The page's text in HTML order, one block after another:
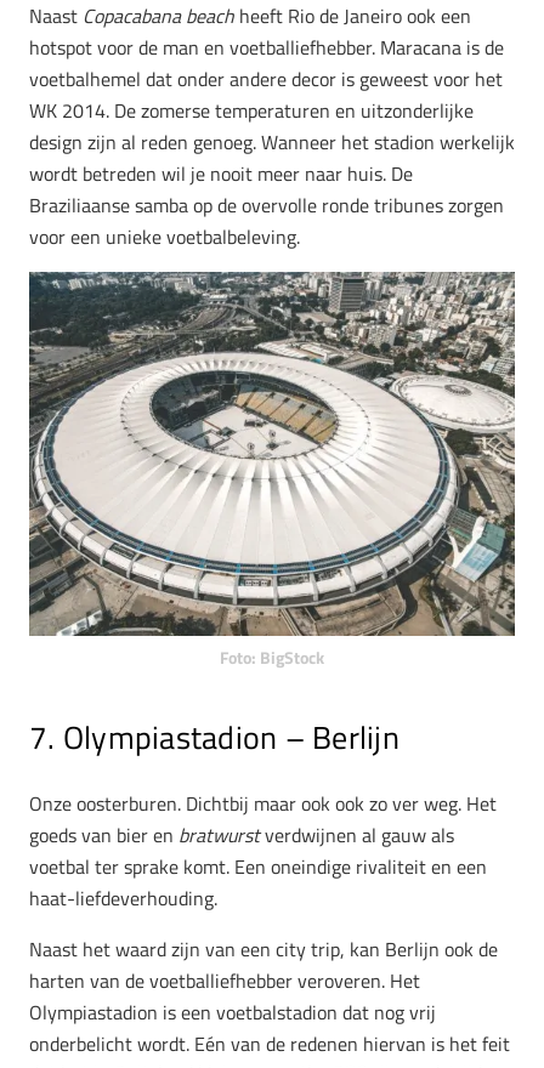
Naast Copacabana beach heeft Rio de Janeiro ook een
hotspot voor de man en voetballiefhebber. Maracana is de
voetbalhemel dat onder andere decor is geweest voor het
WK 2014. De zomerse temperaturen en uitzonderlijke
design zijn al reden genoeg. Wanneer het stadion werkelijk
wordt betreden wil je nooit meer naar huis. De
Braziliaanse samba op de overvolle ronde tribunes zorgen
voor een unieke voetbalbeleving.
Foto: BigStock
7. Olympiastadion – Berlijn
Onze oosterburen. Dichtbij maar ook ook zo ver weg. Het
goeds van bier en bratwurstverdwijnen al gauw als
voetbal ter sprake komt. Een oneindige rivaliteit en een
haat-liefdeverhouding.
Naast het waard zijn van een city trip, kan Berlijn ook de
harten van de voetballiefhebber veroveren. Het
Olympiastadion is een voetbalstadion dat nog vrij
onderbelicht wordt. Eén van de redenen hiervan is het feit